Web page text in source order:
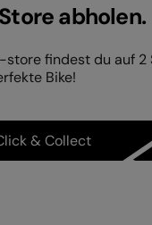
abholen.
store findest du auf 2
Bike!
& Collect